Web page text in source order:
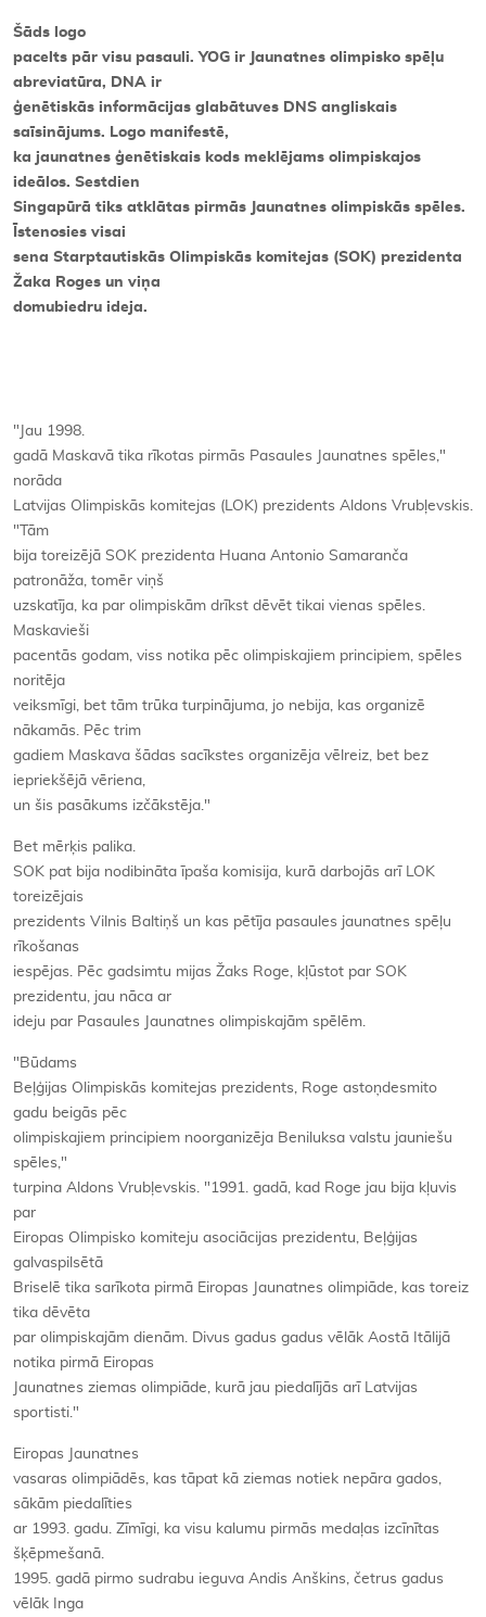
Šāds logo
pacelts pār visu pasauli. YOG ir Jaunatnes olimpisko spēļu
abreviatūra, DNA ir
ģenētiskās informācijas glabātuves DNS angliskais
saīsinājums. Logo manifestē,
ka jaunatnes ģenētiskais kods meklējams olimpiskajos
ideālos. Sestdien
Singapūrā tiks atklātas pirmās Jaunatnes olimpiskās spēles.
Īstenosies visai
sena Starptautiskās Olimpiskās komitejas (SOK) prezidenta
Žaka Roges un viņa
domubiedru ideja.
"Jau 1998.
gadā Maskavā tika rīkotas pirmās Pasaules Jaunatnes spēles,"
norāda
Latvijas Olimpiskās komitejas (LOK) prezidents Aldons Vrubļevskis.
"Tām
bija toreizējā SOK prezidenta Huana Antonio Samaranča
patronāža, tomēr viņš
uzskatīja, ka par olimpiskām drīkst dēvēt tikai vienas spēles.
Maskavieši
pacentās godam, viss notika pēc olimpiskajiem principiem, spēles
noritēja
veiksmīgi, bet tām trūka turpinājuma, jo nebija, kas organizē
nākamās. Pēc trim
gadiem Maskava šādas sacīkstes organizēja vēlreiz, bet bez
iepriekšējā vēriena,
un šis pasākums izčākstēja."
Bet mērķis palika.
SOK pat bija nodibināta īpaša komisija, kurā darbojās arī LOK
toreizējais
prezidents Vilnis Baltiņš un kas pētīja pasaules jaunatnes spēļu
rīkošanas
iespējas. Pēc gadsimtu mijas Žaks Roge, kļūstot par SOK
prezidentu, jau nāca ar
ideju par Pasaules Jaunatnes olimpiskajām spēlēm.
"Būdams
Beļģijas Olimpiskās komitejas prezidents, Roge astoņdesmito
gadu beigās pēc
olimpiskajiem principiem noorganizēja Beniluksa valstu jauniešu
spēles,"
turpina Aldons Vrubļevskis. "1991. gadā, kad Roge jau bija kļuvis
par
Eiropas Olimpisko komiteju asociācijas prezidentu, Beļģijas
galvaspilsētā
Briselē tika sarīkota pirmā Eiropas Jaunatnes olimpiāde, kas toreiz
tika dēvēta
par olimpiskajām dienām. Divus gadus gadus vēlāk Aostā Itālijā
notika pirmā Eiropas
Jaunatnes ziemas olimpiāde, kurā jau piedalījās arī Latvijas
sportisti."
Eiropas Jaunatnes
vasaras olimpiādēs, kas tāpat kā ziemas notiek nepāra gados,
sākām piedalīties
ar 1993. gadu. Zīmīgi, ka visu kalumu pirmās medaļas izcīnītas
šķēpmešanā.
1995. gadā pirmo sudrabu ieguva Andis Anškins, četrus gadus
vēlāk Inga